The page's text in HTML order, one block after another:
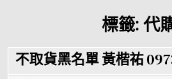
標籤: 代
不取貨黑名單 黃楷祐